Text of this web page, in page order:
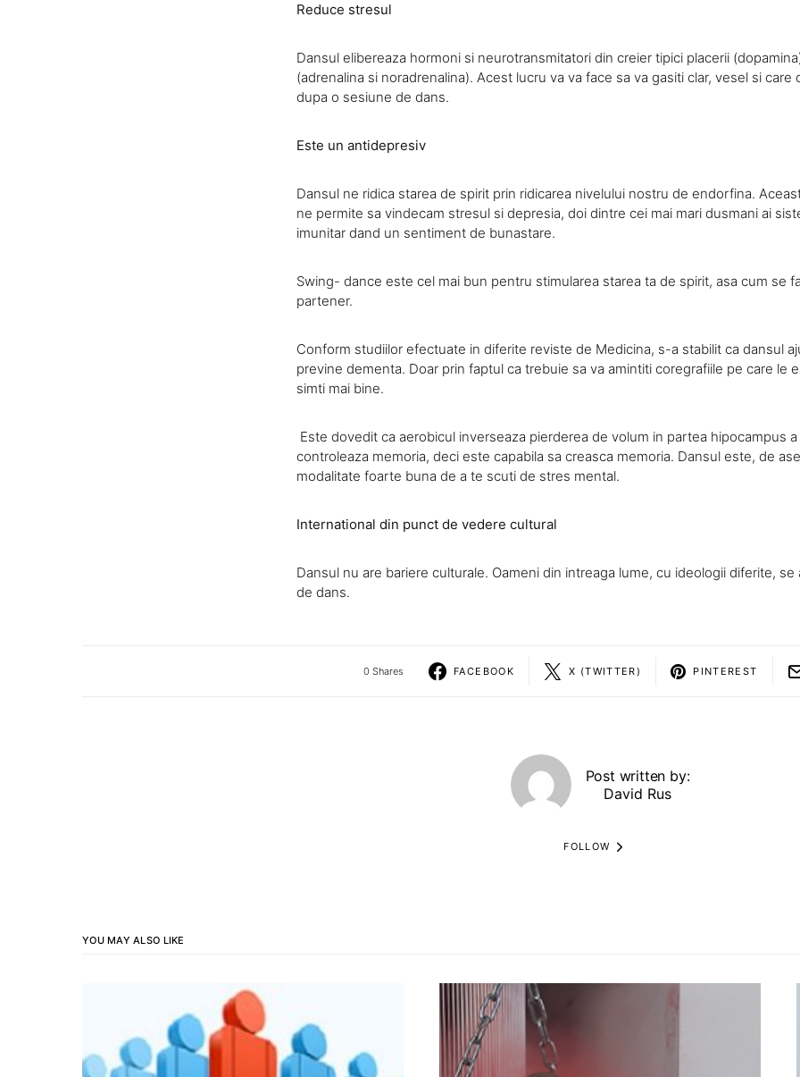
Reduce stresul
Dansul elibereaza hormoni si neurotransmitatori din creier tipici placerii
(adrenalina si noradrenalina). Acest lucru va va face sa va gasiti clar, vesel si
dupa o sesiune de dans.
Este un antidepresiv
Dansul ne ridica starea de spirit prin ridicarea nivelului nostru de endorfina.
ne permite sa vindecam stresul si depresia, doi dintre cei mai mari dusmani ai
imunitar dand un sentiment de bunastare.
Swing- dance este cel mai bun pentru stimularea starea ta de spirit, asa cum se
partener.
Conform studiilor efectuate in diferite reviste de Medicina, s-a stabilit ca dansul
previne dementa. Doar prin faptul ca trebuie sa va amintiti coregrafiile pe care le
simti mai bine.
Este dovedit ca aerobicul inverseaza pierderea de volum in partea hipocampus
controleaza memoria, deci este capabila sa creasca memoria. Dansul este, de
modalitate foarte buna de a te scuti de stres mental.
International din punct de vedere cultural
Dansul nu are bariere culturale. Oameni din intreaga lume, cu ideologii diferite, se
de dans.
0 Shares FACEBOOK X (TWITTER) PINTEREST
Post written by:
David Rus
FOLLOW
YOU MAY ALSO LIKE